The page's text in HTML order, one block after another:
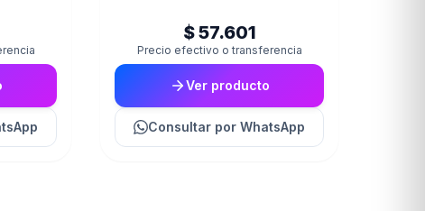
$ 57.601
Precio efectivo o transferencia
Ver producto
Consultar por WhatsApp